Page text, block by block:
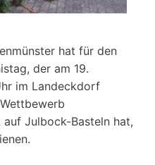
hat für den
der am 19.
im Landeckdorf
auf Julbock-Basteln hat,